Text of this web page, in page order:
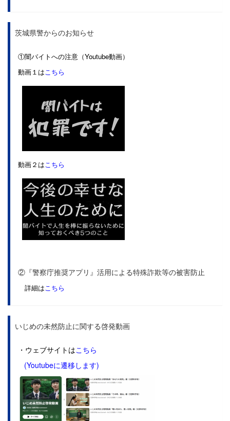
茨城県警からのお知らせ
①闇バイトへの注意（Youtube動画）
動画１はこちら
動画２はこちら
②『警察庁推奨アプリ』活用による特殊詐欺等の被害防止
詳細はこちら
いじめの未然防止に関する啓発動画
・ウェブサイトはこちら
(Youtubeに遷移します)